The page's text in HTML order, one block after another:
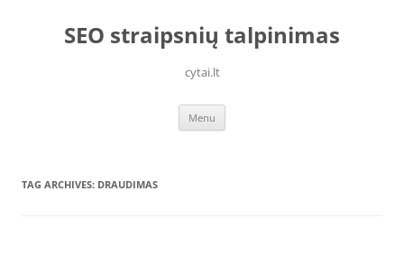
contentSEO straipsnių talpinimas
cytai.lt
Menu
TAG ARCHIVES: DRAUDIMAS